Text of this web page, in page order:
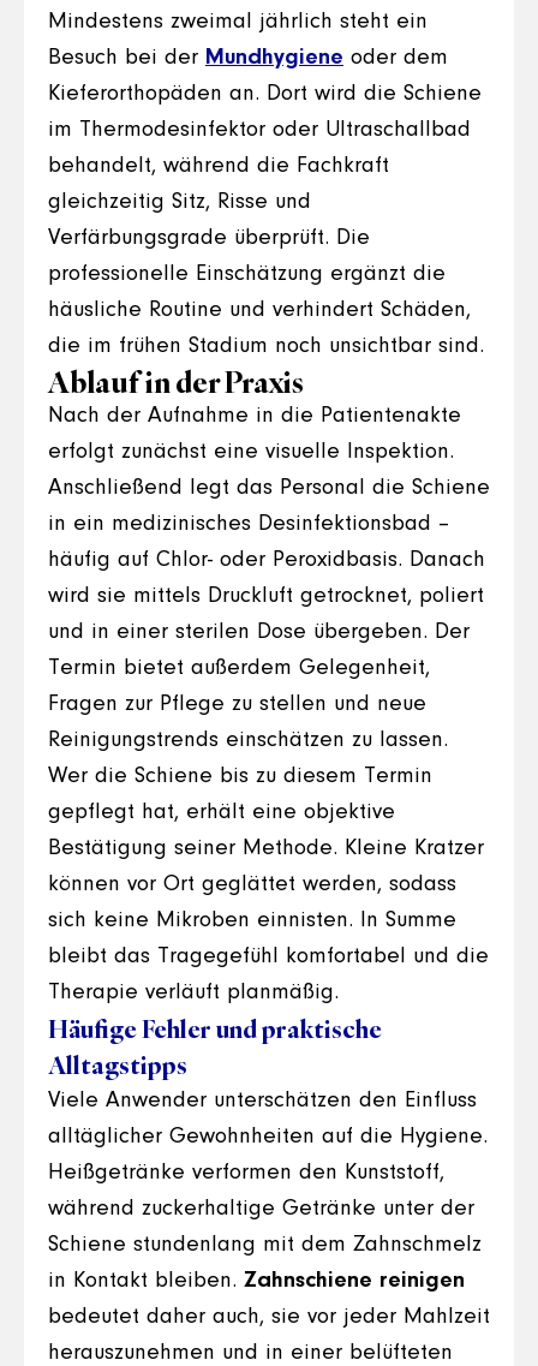
Mindestens zweimal jährlich steht ein
Besuch bei der Mundhygiene oder dem
Kieferorthopäden an. Dort wird die Schiene
im Thermodesinfektor oder Ultraschallbad
behandelt, während die Fachkraft
gleichzeitig Sitz, Risse und
Verfärbungsgrade überprüft. Die
professionelle Einschätzung ergänzt die
häusliche Routine und verhindert Schäden,
die im frühen Stadium noch unsichtbar sind.
Ablauf in der Praxis
Nach der Aufnahme in die Patientenakte
erfolgt zunächst eine visuelle Inspektion.
Anschließend legt das Personal die Schiene
in ein medizinisches Desinfektionsbad –
häufig auf Chlor- oder Peroxidbasis. Danach
wird sie mittels Druckluft getrocknet, poliert
und in einer sterilen Dose übergeben. Der
Termin bietet außerdem Gelegenheit,
Fragen zur Pflege zu stellen und neue
Reinigungstrends einschätzen zu lassen.
Wer die Schiene bis zu diesem Termin
gepflegt hat, erhält eine objektive
Bestätigung seiner Methode. Kleine Kratzer
können vor Ort geglättet werden, sodass
sich keine Mikroben einnisten. In Summe
bleibt das Tragegefühl komfortabel und die
Therapie verläuft planmäßig.
Häufige Fehler und praktische
Alltagstipps
Viele Anwender unterschätzen den Einfluss
alltäglicher Gewohnheiten auf die Hygiene.
Heißgetränke verformen den Kunststoff,
während zuckerhaltige Getränke unter der
Schiene stundenlang mit dem Zahnschmelz
in Kontakt bleiben. Zahnschiene reinigen
bedeutet daher auch, sie vor jeder Mahlzeit
herauszunehmen und in einer belüfteten